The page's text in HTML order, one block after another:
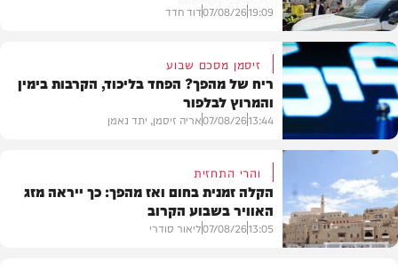
בארץ
19:09
07/08/26דוד חדד
פוליטי
זיסמן מסכם שבוע
ריח של מהפך? הפחד בליכוד, הקרבות בימין
והמרוץ לבלפור
13:44
07/08/26אריה זיסמן, יתד נאמן
והרי התחזית
הקלה זמנית בחום ואז מהפך: כך ייראה מזג
האוויר בשבוע הקרוב
13:05
07/08/26ליאור סודרי